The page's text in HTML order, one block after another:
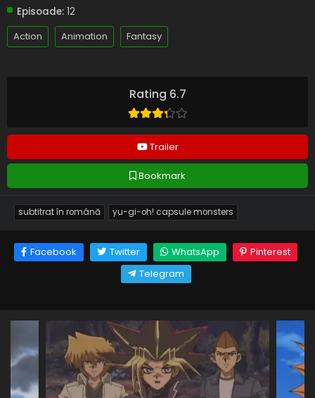
Rating 6.7
Trailer
Bookmark
Episoade: 12
Action Animation Fantasy
subtitrat în română yu-gi-oh! capsule monsters
Facebook Twitter WhatsApp
Pinterest
Telegram